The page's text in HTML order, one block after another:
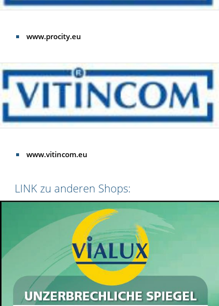
www.procity.eu
www.vitincom.eu
LINK zu anderen Shops: